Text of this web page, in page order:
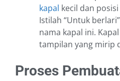
kapal kecil dan
Istilah “Untuk
nama kapal ini.
tampilan yang mirip
Proses